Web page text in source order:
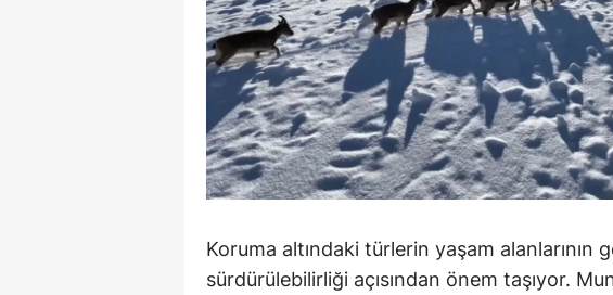
Tokat
Trabzon
Tunceli
Şanlıurfa
Uşak
Yozgat
Koruma altındaki türlerin yaşam alanlarının
sürdürülebilirliği açısından önem taşıyor.